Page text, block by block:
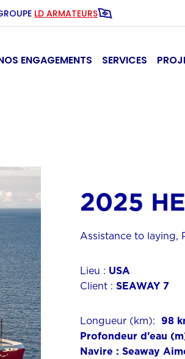
LD ARMATEURS
ENGAGEMENTS SERVICES
2025
Assistance to laying,
Lieu : USA
Client : SEAWAY 7
Longueur (km): 98
Profondeur d’eau
Navire : Seaway